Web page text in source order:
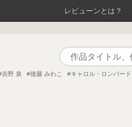
レビューンとは？
吉野 泉 後藤 みわこ キャロル・ロンバード